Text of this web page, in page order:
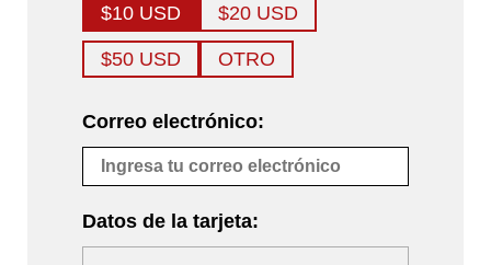
$10 USD
$20 USD
$50 USD OTRO
Correo electrónico:
Datos de la tarjeta: